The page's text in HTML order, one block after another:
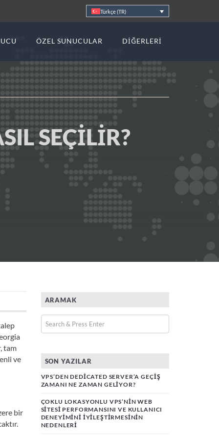
Türkçe (TR)
ÖZEL SUNUCULAR DIĞERLERI
SEÇILIR?
tam
ve
bir
ARAMAK
SON YAZILAR
VPS’DEN DEDICATED SERVER’A GEÇIŞ
ZAMANI NE ZAMAN GELIYOR?
ÇOKLU LOKASYONLU VPS’NIN WEB
SITESI PERFORMANSINI VE KULLANICI
DENEYIMINI İYILEŞTIRMESININ
NEDENLERI